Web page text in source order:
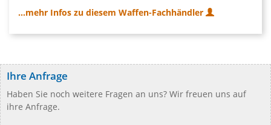
...mehr Infos zu diesem Waffen-Fachhändler
Ihre Anfrage
Haben Sie noch weitere Fragen an uns? Wir freuen uns auf
ihre Anfrage.